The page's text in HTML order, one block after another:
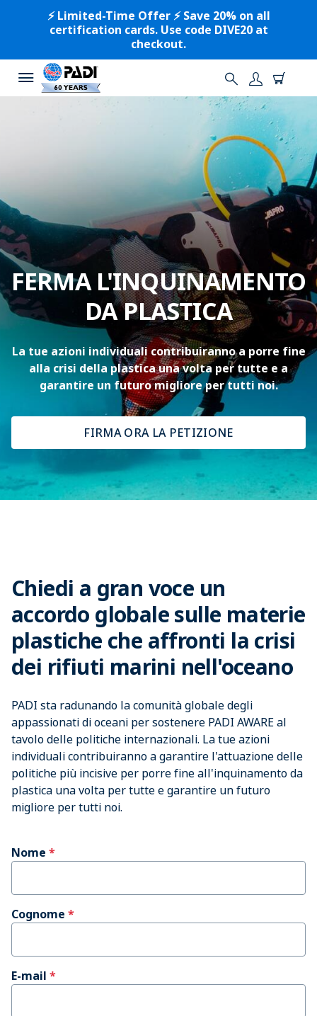
⚡️ Limited-Time Offer ⚡️ Save 20% on all
certification cards. Use code DIVE20 at
checkout.
FERMA L'INQUINAMENTO
DA PLASTICA
La tue azioni individuali contribuiranno a porre fine
alla crisi della plastica una volta per tutte e a
garantire un futuro migliore per tutti noi.
FIRMA ORA LA PETIZIONE
Chiedi a gran voce un
accordo globale sulle materie
plastiche che affronti la crisi
dei rifiuti marini nell'oceano
PADI sta radunando la comunità globale degli
appassionati di oceani per sostenere PADI AWARE al
tavolo delle politiche internazionali. La tue azioni
individuali contribuiranno a garantire l'attuazione delle
politiche più incisive per porre fine all'inquinamento da
plastica una volta per tutte e garantire un futuro
migliore per tutti noi.
Nome
Cognome
E-mail